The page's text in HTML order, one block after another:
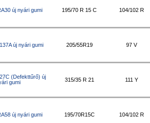
új nyári gumi 195/70 R 15 C 104/102 R
új nyári gumi 205/55R19 97 V
(Defekttűrő) új
gumi
315/35 R 21 111 Y
új nyári gumi 195/70R15C 104/102 R